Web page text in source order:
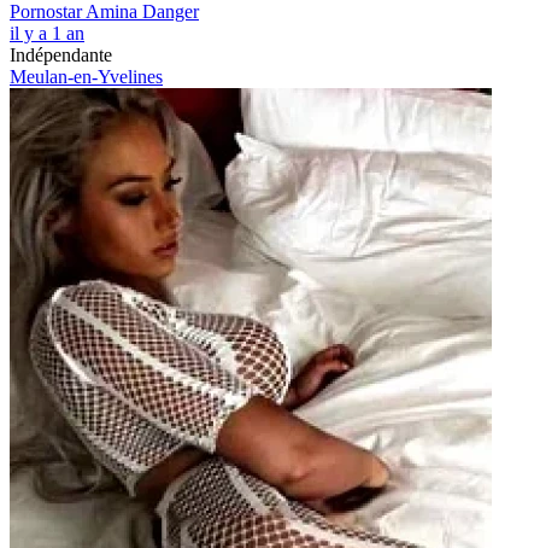
Pornostar Amina Danger
il y a 1 an
Indépendante
Meulan-en-Yvelines